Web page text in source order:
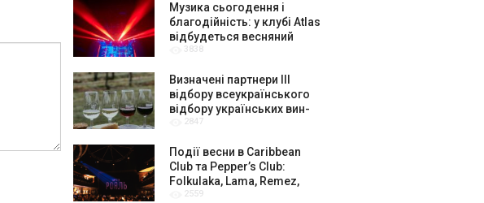
Музика сьогодення і
благодійність: у клубі Atlas
відбудеться весняний
«ГОМІН»
3838
Визначені партнери ІІІ
відбору всеукраїнського
відбору українських вин-
амбасадорів
2847
Події весни в Caribbean
Club та Pepper’s Club:
Folkulaka, Lama, Remez,
вар’єте «Рояль» і триб’ют-
2559